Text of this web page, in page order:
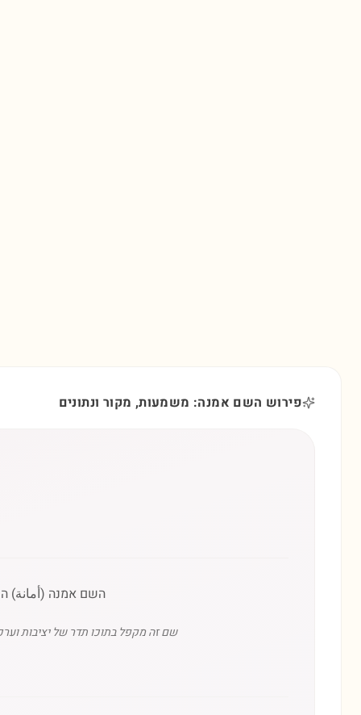
פירוש השם אמנה: משמעות, מקור ונתונים
השם אמנה (أمانة)
שם זה מקפל בתוכו תדר של יציבות